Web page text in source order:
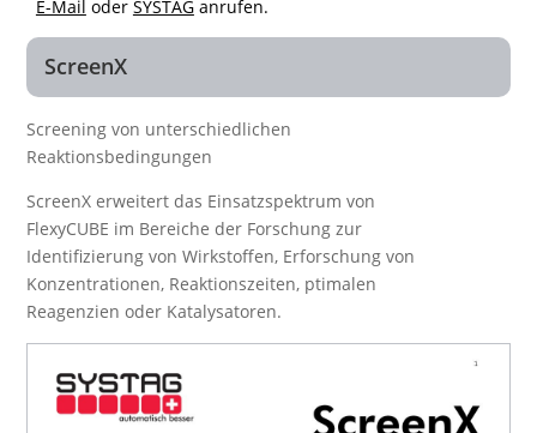
E-Mail oder SYSTAGanrufen.
ScreenX
Screening von unterschiedlichen
Reaktionsbedingungen
ScreenX erweitert das Einsatzspektrum von
FlexyCUBE im Bereiche der Forschung zur
Identifizierung von Wirkstoffen, Erforschung von
Konzentrationen, Reaktionszeiten, ptimalen
Reagenzien oder Katalysatoren.